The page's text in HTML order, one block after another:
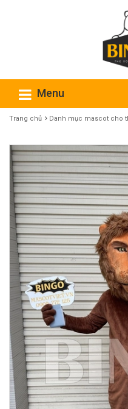
Menu
Trang chủ Danh mục mascot cho